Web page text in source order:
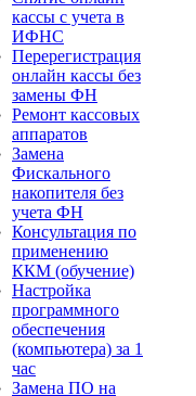
кассы с учета в
ИФНС
Перерегистрация
онлайн кассы без
замены ФН
Ремонт кассовых
аппаратов
Замена
Фискального
накопителя без
учета ФН
Консультация по
применению
ККМ (обучение)
Настройка
программного
обеспечения
(компьютера) за 1
час
Замена ПО на